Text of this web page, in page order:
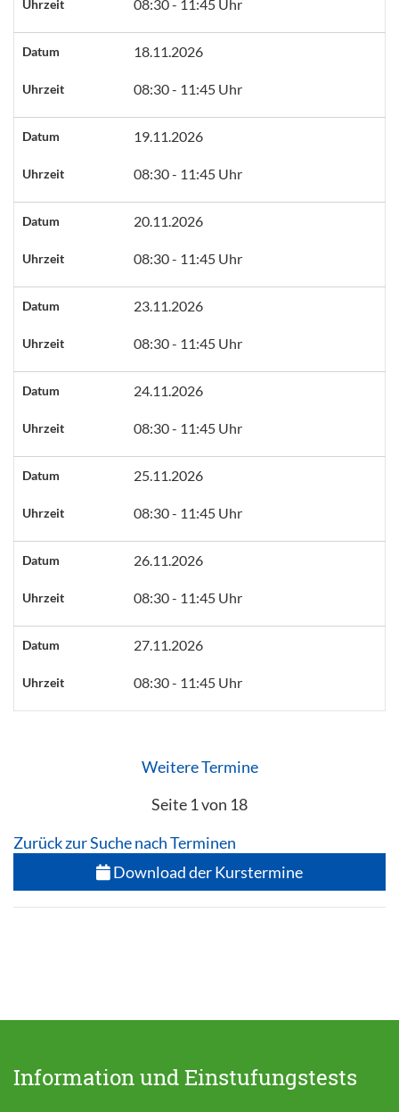
Uhrzeit 08:30 - 11:45 Uhr
Datum 18.11.2026
Uhrzeit 08:30 - 11:45 Uhr
Datum 19.11.2026
Uhrzeit 08:30 - 11:45 Uhr
Datum 20.11.2026
Uhrzeit 08:30 - 11:45 Uhr
Datum 23.11.2026
Uhrzeit 08:30 - 11:45 Uhr
Datum 24.11.2026
Uhrzeit 08:30 - 11:45 Uhr
Datum 25.11.2026
Uhrzeit 08:30 - 11:45 Uhr
Datum 26.11.2026
Uhrzeit 08:30 - 11:45 Uhr
Datum 27.11.2026
Uhrzeit 08:30 - 11:45 Uhr
Weitere Termine
Seite 1 von 18
Zurück zur Suche nach Terminen
Download der Kurstermine
Information und Einstufungstests